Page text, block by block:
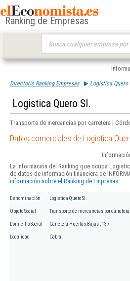
Ranking de Empresas
Directorio Ranking Empresas Logistica Quero
Logistica Quero Sl.
Transporte de mercancías por carretera |
Datos comerciales de Logistica
La información del Ranking que ocupa
de datos de información financiera de
información sobre el Ranking de Empresas.
Denominación Logistica Quero Sl.
Objeto Social Transporte de mercancías por
Domicilio Social Carretera Huertas Bajas , 137
Localidad Cabra